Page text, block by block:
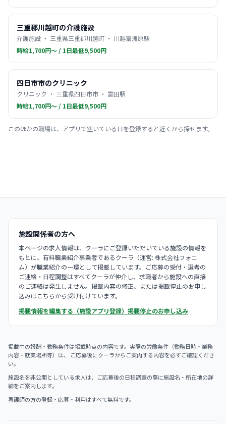
三重郡川越町の介護施設
介護施設 ・ 三重県三重郡川越町 ・ 川越富洲原駅
時給1,700円〜 / 1日最低9,500円
四日市市のクリニック
クリニック ・ 三重県四日市市 ・ 富田駅
時給1,700円〜 / 1日最低9,500円
このほかの職場は、アプリで空いている日を登録すると近くから探せます。
施設関係者の方へ
本ページの求人情報は、クーラにご登録いただいている施設の情報を
もとに、有料職業紹介事業者であるクーラ（運営: 株式会社フォニ
ム）が職業紹介の一環として掲載しています。ご応募の受付・選考の
ご連絡・日程調整はすべてクーラが仲介し、求職者から施設への直接
のご連絡は発生しません。掲載内容の修正、または掲載停止のお申し
込みはこちらから受け付けています。
掲載情報を編集する（施設アプリ登録） 掲載停止のお申し込み
掲載中の報酬・勤務条件は掲載時点の内容です。実際の労働条件（勤務日時・業務
内容・就業場所等）は、 ご応募後にクーラからご案内する内容を必ずご確認くださ
い。
施設名を非公開としている求人は、ご応募後の日程調整の際に施設名・所在地の詳
細をご案内します。
看護師の方の登録・応募・利用はすべて無料です。